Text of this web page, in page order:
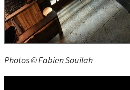
Photos © Fabien Souilah